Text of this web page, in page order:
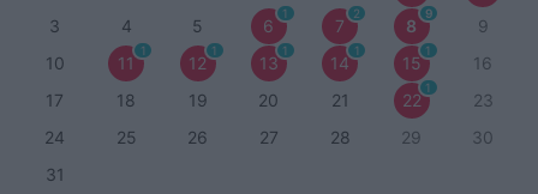
3 4 5 6
1
7
2
8
9
9
10
11
1
12
1
13
1
14
1
15
1
16
17
18 19 20 21 22
1
23
24
25 26 27 28 29
30
31